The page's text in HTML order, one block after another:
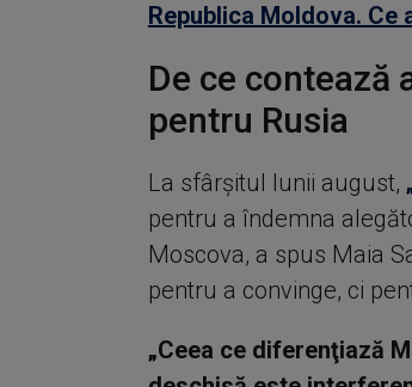
Republica Moldova. Ce
De ce contează
pentru Rusia
La sfârşitul lunii august,
pentru a îndemna
Moscova, a spus Maia
pentru a convinge, ci
„Ceea ce diferenţiază